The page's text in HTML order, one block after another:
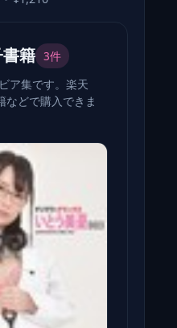
籍 3件
ア集です。楽天
などで購入できま